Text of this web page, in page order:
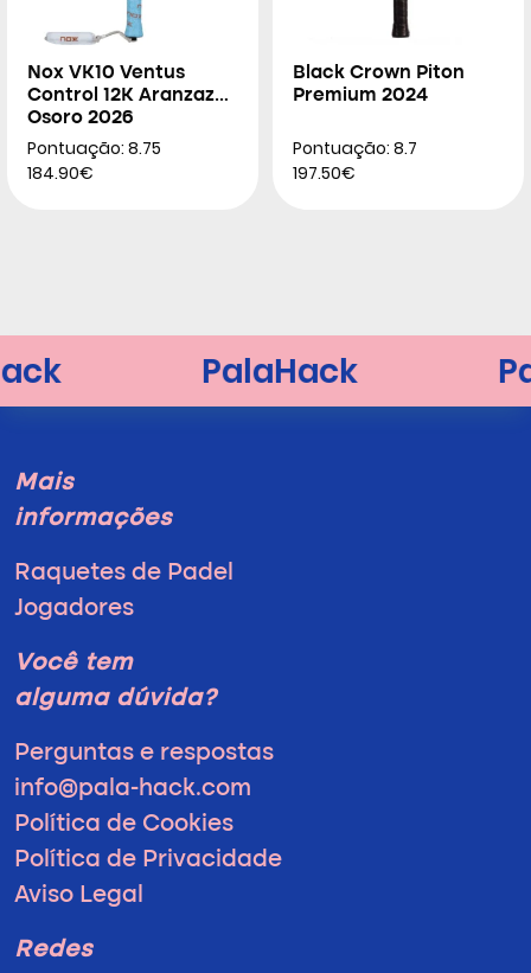
Nox VK10 Ventus
Control 12K Aranzazu
Osoro 2026
Pontuação: 8.75
184.90€
Black Crown Piton
Premium 2024
Pontuação: 8.7
197.50€
Mais
informações
Raquetes de Padel
Jogadores
Você tem
alguma dúvida?
Perguntas e respostas
info@pala-hack.com
Política de Cookies
Política de Privacidade
Aviso Legal
Redes